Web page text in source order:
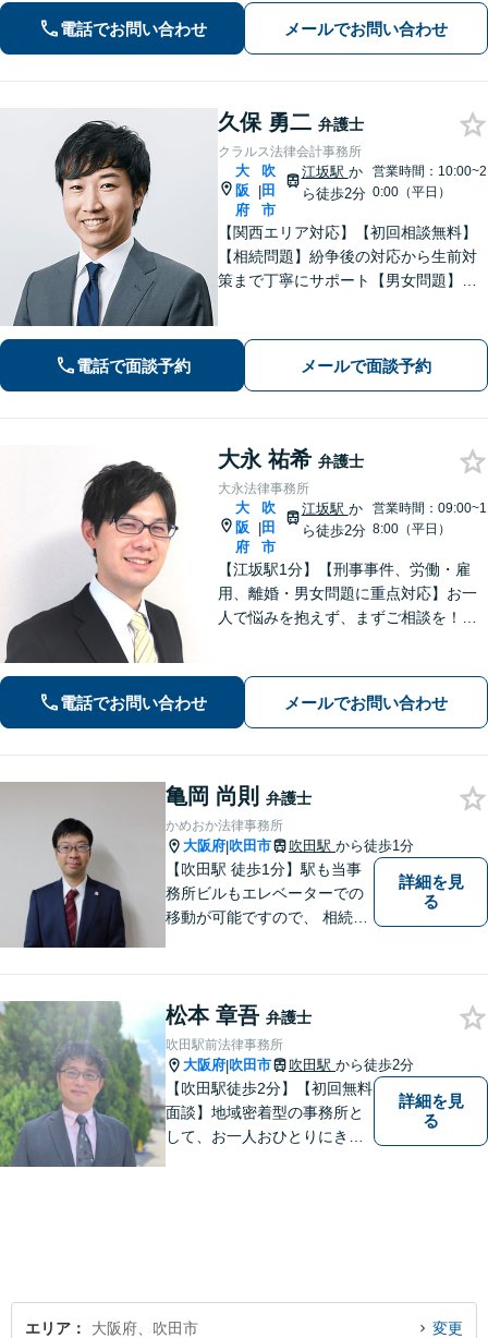
ください。きめ細やかで丁寧な対応が
モットーです。
電話でお問い合わせ メールでお問い合わせ
久保 勇二 弁護士
クラルス法律会計事務所
大
阪
府
|
吹
田
市
江坂駅 か
ら徒歩2分
営業時間：10:00~2
0:00（平日）
【関西エリア対応】【初回相談無料】
【相続問題】紛争後の対応から生前対
策まで丁寧にサポート【男女問題】金
に解決させましょう【夜間・休日面談
可】【WEB面談】【完全個室】
電話で面談予約 メールで面談予約
大永 祐希 弁護士
大永法律事務所
大
阪
府
|
吹
田
市
江坂駅 か
ら徒歩2分
営業時間：09:00~1
8:00（平日）
【江坂駅1分】【刑事事件、労働・雇
用、離婚・男女問題に重点対応】お一
人で悩みを抱えず、まずご相談を！き
します。当日・夜間・電話相談可能で
す。【法テラス利用可】【WEB面談
電話でお問い合わせ メールでお問い合わせ
亀岡 尚則 弁護士
かめおか法律事務所
大阪府|吹田市 吹田駅 から徒歩1分
【吹田駅 徒歩1分】駅も当事
務所ビルもエレベーターでの
移動が可能ですので、 相続の
あれば出張相談にも応じてお
りますのでお気軽にご相談く
ださい。
詳細を見
る
松本 章吾 弁護士
吹田駅前法律事務所
大阪府|吹田市 吹田駅 から徒歩2分
【吹田駅徒歩2分】【初回無料
面談】地域密着型の事務所と
して、お一人おひとりにきめ
詳細を見
る
エリア 大阪府、吹田市 変更